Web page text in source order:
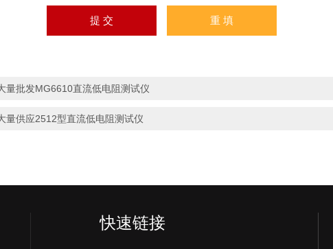
量批发MG6610直流低电阻测试仪
量供应2512型直流低电阻测试仪
快速链接